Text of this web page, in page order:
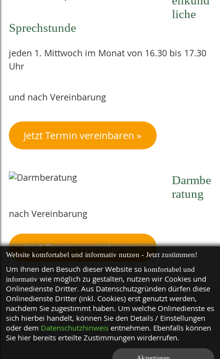
liche
Sprechstunde
jeden 1. Mittwoch im Monat von 16.30 bis 17.30
Uhr
und nach Vereinbarung
Jetzt Termin vereinbaren
Darmbe
ratung
nach Vereinbarung
Jetzt Termin vereinbaren
Impressum Datenschutz Barrierefreiheit
Website komfortabel und informativ nutzen - Jetzt zustimmen!
Um Ihnen den Besuch dieser Website so komfortabel und
informativwie möglich zu gestalten, nutzen wir Cookies und
Onlinedienste Dritter. Aus Datenschutzgründen dürfen diese
Onlinedienste Dritter (inkl. Cookies) erst genutzt werden,
nachdem Sie zugestimmt haben. Um welche Onlinedienste es
sich hierbei handelt, können Sie den Details / Einstellungen
oder dem Datenschutzhinweisentnehmen. Ebenfalls können
Sie hier bereits erteilte Zustimmungen wirderrufen.